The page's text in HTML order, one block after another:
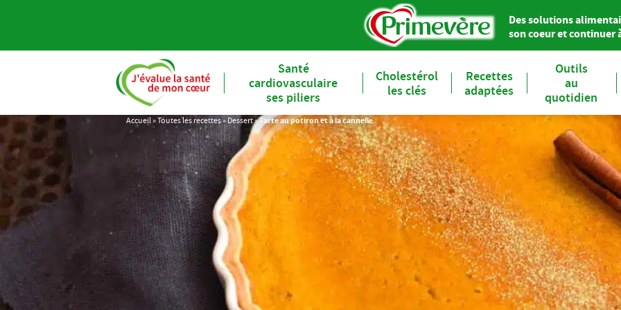
Des solutions
son coeur et continuer
Santé
cardiovasculaire
ses piliers
Cholestérol
les clés
Recettes
adaptées
Outils
au
quotidien
Accueil»Toutes les recettes» Dessert»Tarte au potiron et à la cannelle